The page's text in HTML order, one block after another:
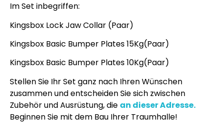
Im Set inbegriffen:
Kingsbox Lock Jaw Collar (Paar)
Kingsbox Basic Bumper Plates 15Kg(Paar)
Kingsbox Basic Bumper Plates 10Kg(Paar)
Stellen Sie Ihr Set ganz nach Ihren Wünschen
zusammen und entscheiden Sie sich zwischen
Zubehör und Ausrüstung, die an dieser Adresse.
Beginnen Sie mit dem Bau Ihrer Traumhalle!